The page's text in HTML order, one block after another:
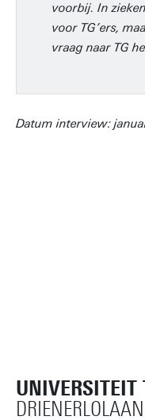
voorbij. In
voor TG’ers,
vraag naar TG
Datum interview:
UNIVERSITEIT